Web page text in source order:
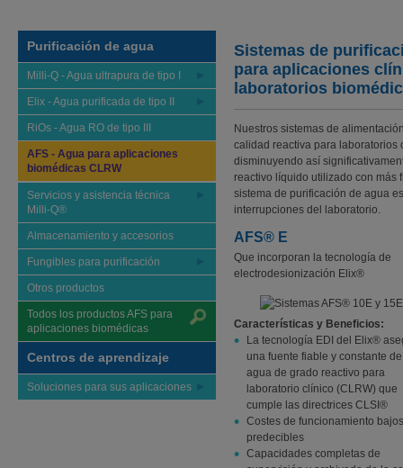
Purificación de agua
Milli-Q - Agua ultrapura de tipo I
Elix - Agua purificada de tipo II
RiOs - Agua RO de tipo III
AFS - Agua para aplicaciones
biomédicas CLRW
Servicios y asistencia técnica
Milli-Q®
Almacenamiento y accesorios
Fungibles para purificación
Otros productos
Todos los productos AFS para
aplicaciones biomédicas
Centros de aprendizaje
Soluciones para sus aplicaciones
Sistemas de
para aplicaciones
laboratorios
Nuestros sistemas de
calidad reactiva para laboratorios
disminuyendo así
reactivo líquido utilizado con
sistema de purificación de agua
interrupciones del laboratorio.
AFS® E
Que incorporan la tecnología de
electrodesionización Elix®
Características y Beneficios:
La tecnología EDI del Elix®
una fuente fiable y constante de
agua de grado reactivo para
laboratorio clínico (CLRW) que
cumple las directrices CLSI®
Costes de funcionamiento
predecibles
Capacidades completas de